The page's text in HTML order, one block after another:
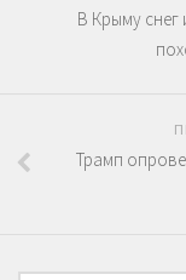
В Крыму
Трамп